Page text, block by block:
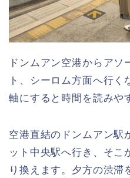
ドンムアン空港からアソ
ト、シーロム方面へ行く
軸にすると時間を読みや
空港直結のドンムアン駅
ット中央駅へ行き、そこ
り換えます。夕方の渋滞